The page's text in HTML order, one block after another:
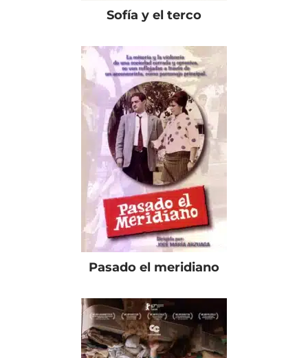
Sofía y el terco
Pasado el meridiano